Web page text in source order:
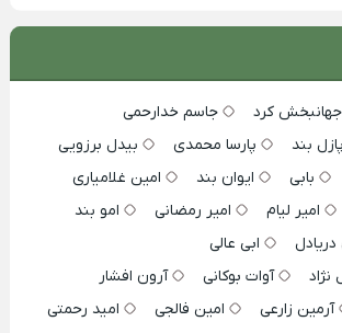
جهانبخش کرد
جاسم خدارحمی
پازل بند پارسا محمدی
بیدل برزویی
بابی ایوان بند
امین غلامیاری
امیر لیام امیر رمضانی
امو بند
ابی عالی
نژاد
آوات بوکانی
آرون افشار
آرمین زارعی امین فالجی
امید رحمتی